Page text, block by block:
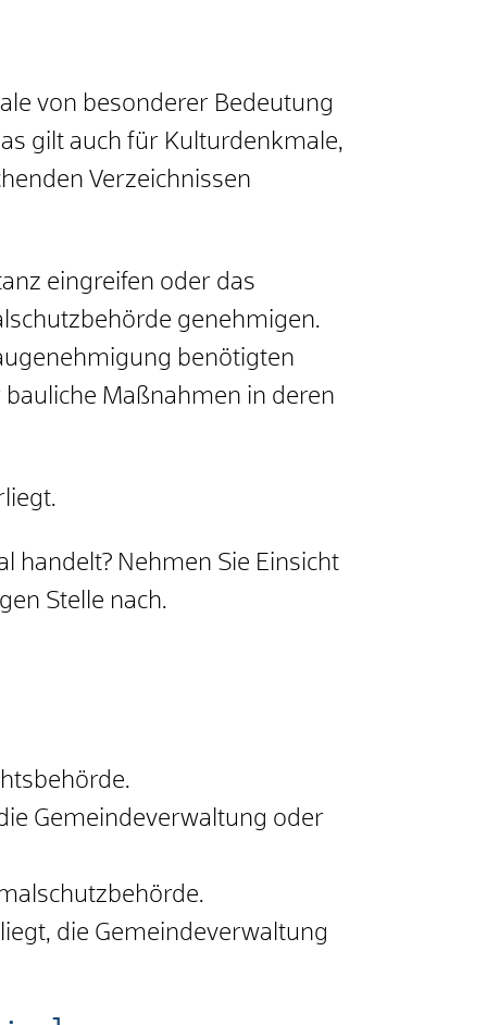
von besonderer Bedeutung
gilt auch für Kulturdenkmale,
Verzeichnissen
eingreifen oder das
genehmigen.
benötigten
Maßnahmen in deren
handelt? Nehmen Sie Einsicht
Stelle nach.
Gemeindeverwaltung oder
die Gemeindeverwaltung